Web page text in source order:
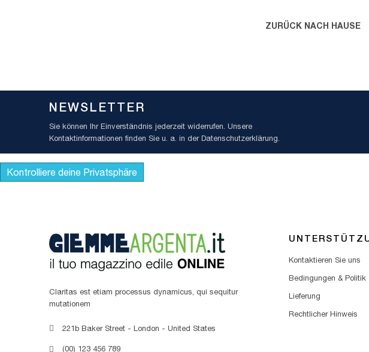
ZURÜCK NACH HAUSE
NEWSLETTER
Sie können Ihr Einverständnis jederzeit widerrufen. Unsere
Kontaktinformationen finden Sie u. a. in der Datenschutzerklärung.
Kontrolliere deine Privatsphäre
Claritas est etiam processus dynamicus, qui sequitur
mutationem
221b Baker Street - London - United States
(00) 123 456 789
Kontaktieren Sie uns
Bedingungen & Politik
Lieferung
Rechtlicher Hinweis